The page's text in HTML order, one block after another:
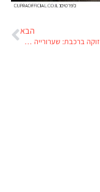
הבא
הפרטת התחזוקה ברכבת: שערורייה בשווי 1.5 מיליארד